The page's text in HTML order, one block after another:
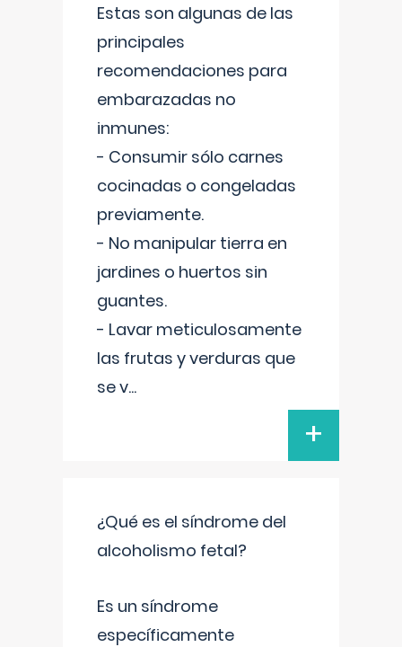
Estas son algunas de las
principales
recomendaciones para
embarazadas no
inmunes:
- Consumir sólo carnes
cocinadas o congeladas
previamente.
- No manipular tierra en
jardines o huertos sin
guantes.
- Lavar meticulosamente
las frutas y verduras que
se v...
+
¿Qué es el síndrome del
alcoholismo fetal?
Es un síndrome
específicamente